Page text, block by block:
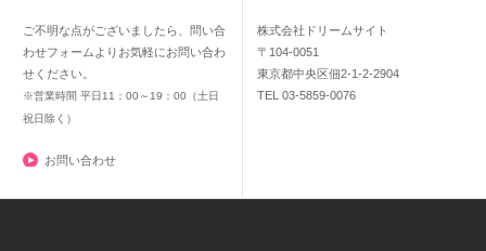
ご不明な点がございましたら、問い合
わせフォームよりお気軽にお問い合わ
せください。
※営業時間 平日11：00～19：00（土日
祝日除く）
お問い合わせ
株式会社ドリームサイト
〒104-0051
東京都中央区佃2-1-2-2904
TEL 03-5859-0076